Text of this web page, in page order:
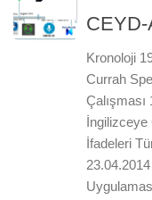
CEYD-
Kronoloji
Currah
İngilizceye
İfadeleri
23.04.2014